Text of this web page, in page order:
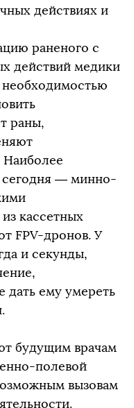
действиях и
раненого с
действий медики
необходимостью
раны,
Наиболее
сегодня — минно-
кассетных
FPV-дронов. У
и секунды,
дать ему умереть
будущим врачам
полевой
вызовам